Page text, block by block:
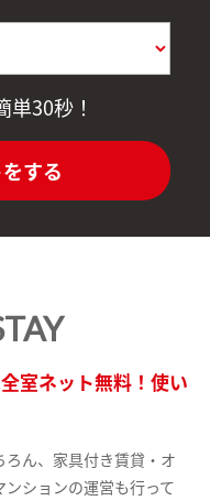
単30秒！
する
室ネット無料！使い
ん、家具付き賃貸・オ
ションの運営も行って